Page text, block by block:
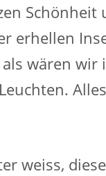
Schönheit
erhellen
wären wir
weiss,